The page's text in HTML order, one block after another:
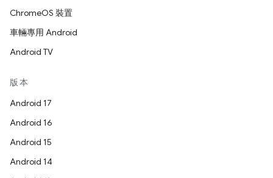
ChromeOS 裝置
車輛專用 Android
Android TV
版本
Android 17
Android 16
Android 15
Android 14